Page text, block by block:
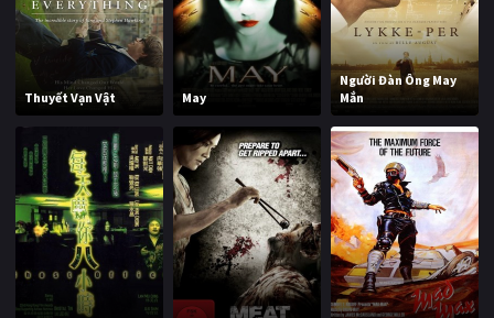
Thuyết Vạn Vật May
Người Đàn Ông May
Mắn